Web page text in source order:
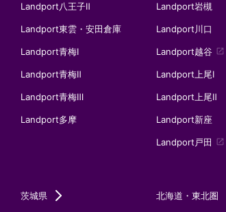
Landport八王子Ⅱ
Landport東雲・安田倉庫
Landport青梅Ⅰ
Landport青梅Ⅱ
Landport青梅Ⅲ
Landport多摩
Landport岩槻
Landport川口
Landport越谷 launch
Landport上尾Ⅰ
Landport上尾Ⅱ
Landport新座
Landport戸田 launch
茨城県 北海道・東北圏